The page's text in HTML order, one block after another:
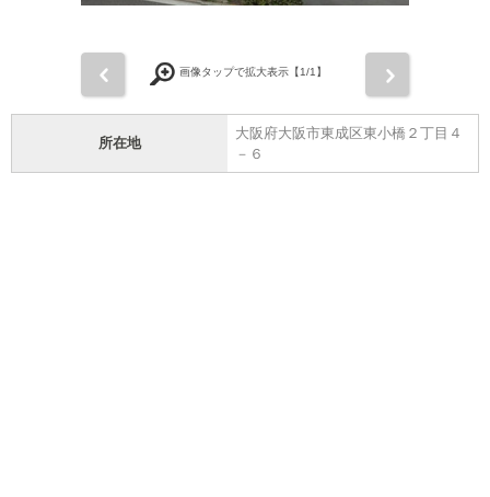
画像タップで拡大表示【1/1】
所在地
大阪府大阪市東成区東小橋２丁目４
－６